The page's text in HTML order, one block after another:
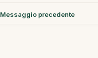
Messaggio precedente